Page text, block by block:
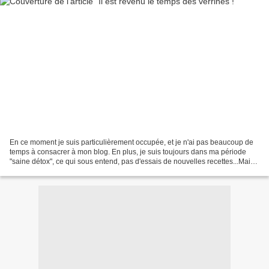
En ce moment je suis particulièrement occupée, et je n'ai pas beaucoup de
temps à consacrer à mon blog. En plus, je suis toujours dans ma période
"saine détox", ce qui sous entend, pas d'essais de nouvelles recettes...Mais